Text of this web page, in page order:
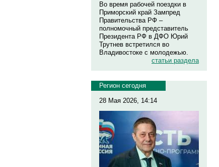
Во время рабочей поездки в
Приморский край Зампред
Правительства РФ –
полномочный представитель
Президента РФ в ДФО Юрий
Трутнев встретился во
Владивостоке с молодежью.
статьи раздела
Регион сегодня
28 Мая 2026, 14:14